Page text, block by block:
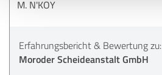
M. N'KOY
Erfahrungsbericht & Bewertung zu:
Moroder Scheideanstalt GmbH